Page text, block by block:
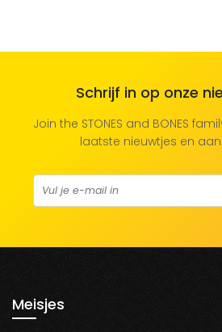
Schrijf in op onze
Join the STONES and BONES
laatste nieuwtjes en
Meisjes